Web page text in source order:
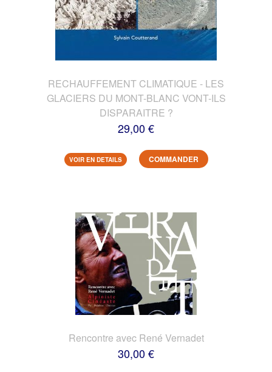
RECHAUFFEMENT CLIMATIQUE - LES
GLACIERS DU MONT-BLANC VONT-ILS
DISPARAITRE ?
29,00 €
VOIR EN DETAILS COMMANDER
Rencontre avec René Vernadet
30,00 €